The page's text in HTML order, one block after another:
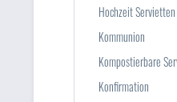
Hochzeit Servietten
Kommunion
Kompostierbare
Konfirmation